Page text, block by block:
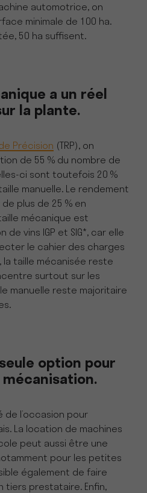
automotrice, on
minimale de 100 ha.
50 ha suffisent.
a un réel
la plante.
de Précision (TRP), on
de 55 % du nombre de
ci sont toutefois 20 %
manuelle. Le rendement
plus de 25 % en
mécanique est
vins IGP et SIG*, car elle
le cahier des charges
la taille mécanisée reste
surtout sur les
manuelle reste majoritaire
option pour
mécanisation.
de l’occasion pour
La location de machines
peut aussi être une
pour les petites
également de faire
tiers prestataire. Enfin,